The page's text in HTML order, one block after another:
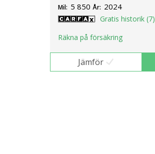
Mil: 5 850 År: 2024
Gratis historik (7)
Räkna på försäkring
Jämför